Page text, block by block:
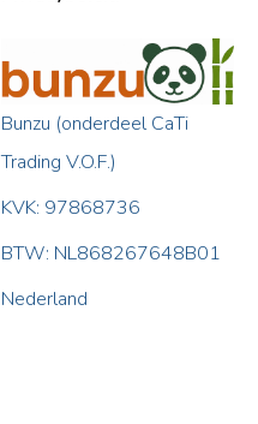
Bunzu (onderdeel CaTi
Trading V.O.F.)
KVK: 97868736
BTW: NL868267648B01
Nederland